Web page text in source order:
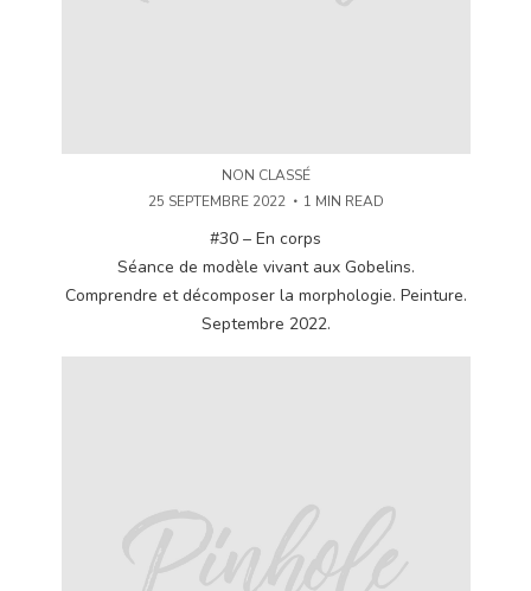
NON CLASSÉ
25 SEPTEMBRE 2022
1 MIN READ
#30 – En corps
Séance de modèle vivant aux Gobelins.
Comprendre et décomposer la morphologie. Peinture.
Septembre 2022.